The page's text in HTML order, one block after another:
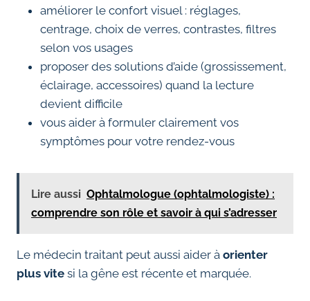
améliorer le confort visuel : réglages,
centrage, choix de verres, contrastes, filtres
selon vos usages
proposer des solutions d’aide (grossissement,
éclairage, accessoires) quand la lecture
devient difficile
vous aider à formuler clairement vos
symptômes pour votre rendez-vous
Lire aussi Ophtalmologue (ophtalmologiste) :
comprendre son rôle et savoir à qui s’adresser
Le médecin traitant peut aussi aider à orienter
plus vite si la gêne est récente et marquée.